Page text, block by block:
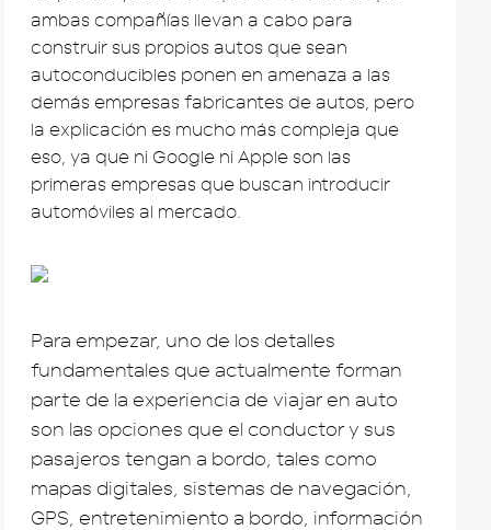
ambas compañías llevan a cabo para
construir sus propios autos que sean
autoconducibles ponen en amenaza a las
demás empresas fabricantes de autos, pero
la explicación es mucho más compleja que
eso, ya que ni Google ni Apple son las
primeras empresas que buscan introducir
automóviles al mercado.
Para empezar, uno de los detalles
fundamentales que actualmente forman
parte de la experiencia de viajar en auto
son las opciones que el conductor y sus
pasajeros tengan a bordo, tales como
mapas digitales, sistemas de navegación,
GPS, entretenimiento a bordo, información